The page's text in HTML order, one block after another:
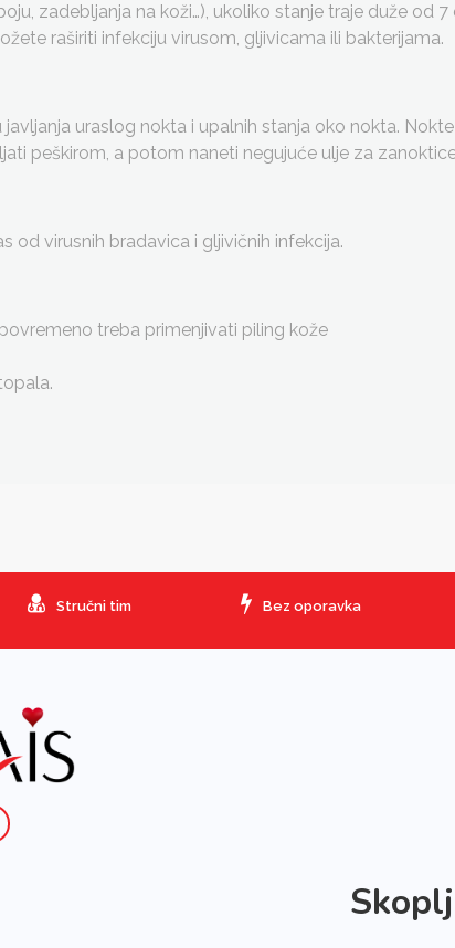
zadebljanja na koži…), ukoliko stanje traje duže od 7
raširiti infekciju virusom, gljivicama ili bakterijama.
uraslog nokta i upalnih stanja oko nokta.
peškirom, a potom naneti negujuće ulje za
od virusnih bradavica i gljivičnih infekcija.
treba primenjivati piling kože
Stručni tim Bez oporavka